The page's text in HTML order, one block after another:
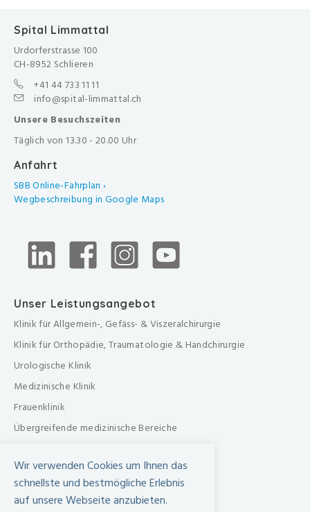
Spital Limmattal
Urdorferstrasse 100
CH-8952 Schlieren
+41 44 733 11 11
info@spital-limmattal.ch
Unsere Besuchszeiten
Täglich von 13.30 - 20.00 Uhr
Anfahrt
SBB Online-Fahrplan ›
Wegbeschreibung in Google Maps
Unser Leistungsangebot
Klinik für Allgemein-, Gefäss- & Viszeralchirurgie
Klinik für Orthopädie, Traumatologie & Handchirurgie
Urologische Klinik
Medizinische Klinik
Frauenklinik
Übergreifende medizinische Bereiche
Beratungen & Dienste
Therapien
Wir verwenden Cookies um Ihnen das
schnellste und bestmögliche Erlebnis
auf unsere Webseite anzubieten.